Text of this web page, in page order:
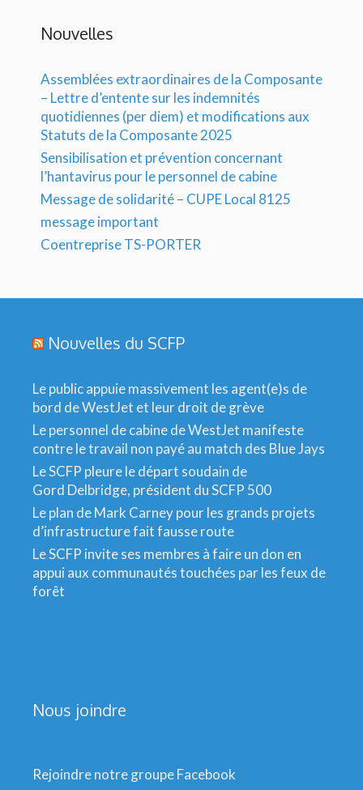
Nouvelles
Assemblées extraordinaires de la Composante
– Lettre d’entente sur les indemnités
quotidiennes (per diem) et modifications aux
Statuts de la Composante 2025
Sensibilisation et prévention concernant
l’hantavirus pour le personnel de cabine
Message de solidarité – CUPE Local 8125
message important
Coentreprise TS-PORTER
Nouvelles du SCFP
Le public appuie massivement les agent(e)s de
bord de WestJet et leur droit de grève
Le personnel de cabine de WestJet manifeste
contre le travail non payé au match des Blue Jays
Le SCFP pleure le départ soudain de
Gord Delbridge, président du SCFP 500
Le plan de Mark Carney pour les grands projets
d’infrastructure fait fausse route
Le SCFP invite ses membres à faire un don en
appui aux communautés touchées par les feux de
forêt
Nous joindre
Rejoindre notre groupe Facebook